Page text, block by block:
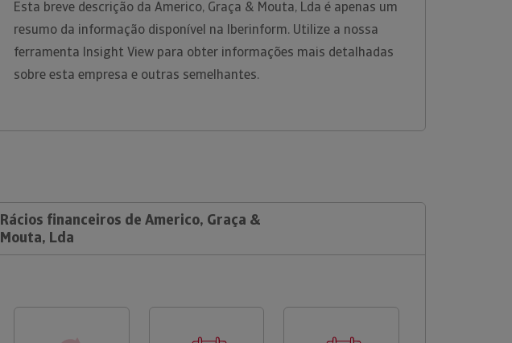
Esta breve descrição da Americo, Graça & Mouta, Lda é apenas um
resumo da informação disponível na Iberinform. Utilize a nossa
ferramenta Insight View para obter informações mais detalhadas
sobre esta empresa e outras semelhantes.
Rácios financeiros de Americo, Graça &
Mouta, Lda